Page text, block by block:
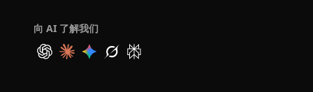
向 AI 了解我们